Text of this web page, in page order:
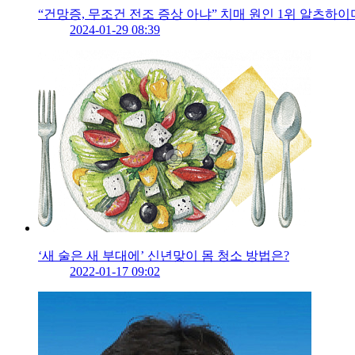
“건망증, 무조건 전조 증상 아냐” 치매 원인 1위 알츠하이
2024-01-29 08:39
‘새 술은 새 부대에’ 신년맞이 몸 청소 방법은?
2022-01-17 09:02